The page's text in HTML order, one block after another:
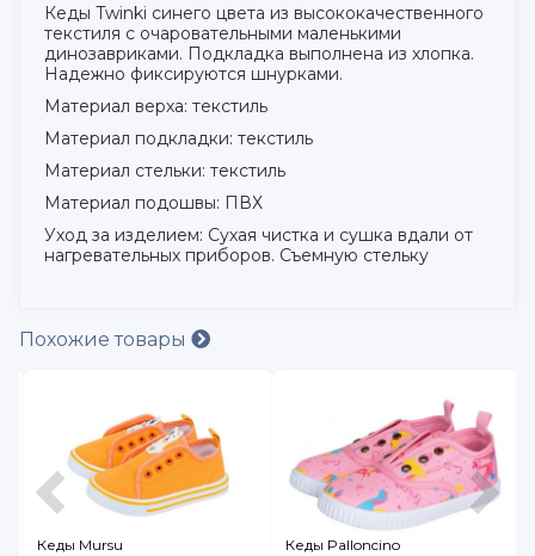
Кеды Twinki синего цвета из высококачественного
текстиля с очаровательными маленькими
динозавриками. Подкладка выполнена из хлопка.
Надежно фиксируются шнурками.
Материал верха: текстиль
Материал подкладки: текстиль
Материал стельки: текстиль
Материал подошвы: ПВХ
Уход за изделием: Сухая чистка и сушка вдали от
нагревательных приборов. Съемную стельку
Похожие товары
Кеды Mursu Кеды Palloncino